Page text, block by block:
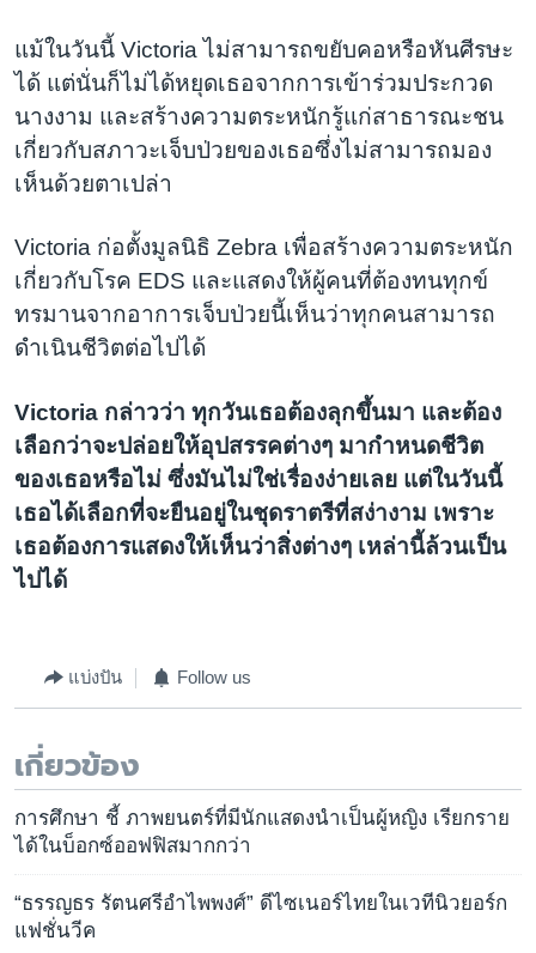
แม้ในวันนี้ Victoria ไม่สามารถขยับคอหรือหันศีรษะ
ได้ แต่นั่นก็ไม่ได้หยุดเธอจากการเข้าร่วมประกวด
นางงาม และสร้างความตระหนักรู้แก่สาธารณะชน
เกี่ยวกับสภาวะเจ็บป่วยของเธอซึ่งไม่สามารถมอง
เห็นด้วยตาเปล่า
Victoria ก่อตั้งมูลนิธิ Zebra เพื่อสร้างความตระหนัก
เกี่ยวกับโรค EDS และแสดงให้ผู้คนที่ต้องทนทุกข์
ทรมานจากอาการเจ็บป่วยนี้เห็นว่าทุกคนสามารถ
ดำเนินชีวิตต่อไปได้
Victoria กล่าวว่า ทุกวันเธอต้องลุกขึ้นมา และต้อง
เลือกว่าจะปล่อยให้อุปสรรคต่างๆ มากำหนดชีวิต
ของเธอหรือไม่ ซึ่งมันไม่ใช่เรื่องง่ายเลย แต่ในวันนี้
เธอได้เลือกที่จะยืนอยู่ในชุดราตรีที่สง่างาม เพราะ
เธอต้องการแสดงให้เห็นว่าสิ่งต่างๆ เหล่านี้ล้วนเป็น
ไปได้
แบ่งปัน Follow us
เกี่ยวข้อง
การศึกษา ชี้ ภาพยนตร์ที่มีนักแสดงนำเป็นผู้หญิง เรียกราย
ได้ในบ็อกซ์ออฟฟิสมากกว่า
“ธรรญธร รัตนศรีอำไพพงศ์” ดีไซเนอร์ไทยในเวทีนิวยอร์ก
แฟชั่นวีค